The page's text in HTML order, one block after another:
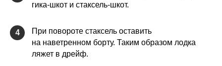
гика-шкот и стаксель-шкот.
4
При повороте стаксель оставить
на наветренном борту. Таким образом лодка
ляжет в дрейф.